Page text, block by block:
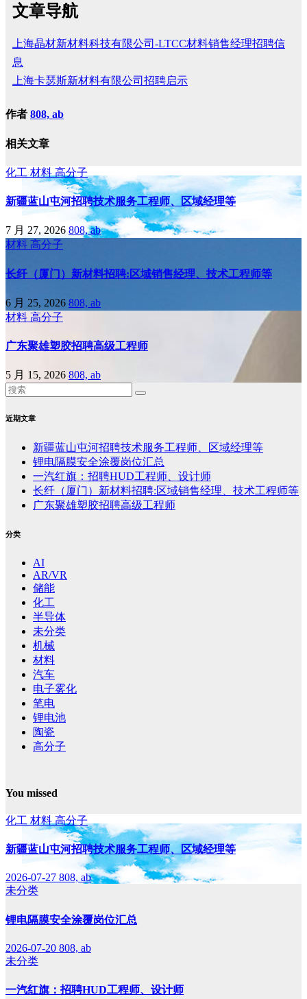
文章导航
上海晶材新材料科技有限公司-LTCC材料销售经理招聘信
息
上海卡瑟斯新材料有限公司招聘启示
作者 808, ab
相关文章
化工 材料 高分子
新疆蓝山屯河招聘技术服务工程师、区域经理等
7 月 27, 2026 808, ab
材料 高分子
长纤（厦门）新材料招聘:区域销售经理、技术工程师等
6 月 25, 2026 808, ab
材料 高分子
广东聚雄塑胶招聘高级工程师
5 月 15, 2026 808, ab
近期文章
新疆蓝山屯河招聘技术服务工程师、区域经理等
锂电隔膜安全涂覆岗位汇总
一汽红旗：招聘HUD工程师、设计师
长纤（厦门）新材料招聘:区域销售经理、技术工程师等
广东聚雄塑胶招聘高级工程师
分类
AI
AR/VR
储能
化工
半导体
未分类
机械
材料
汽车
电子雾化
笔电
锂电池
陶瓷
高分子
You missed
化工 材料 高分子
新疆蓝山屯河招聘技术服务工程师、区域经理等
2026-07-27 808, ab
未分类
锂电隔膜安全涂覆岗位汇总
2026-07-20 808, ab
未分类
一汽红旗：招聘HUD工程师、设计师